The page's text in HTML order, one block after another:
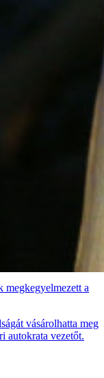
megkegyelmezett a
vásárolhatta meg
autokrata vezetőt.